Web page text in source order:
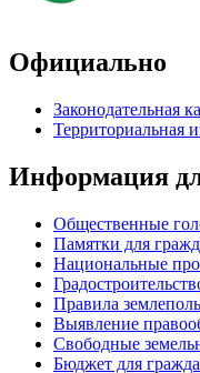
Официально
Законодательная
Территориальная
Информация
Общественные
Памятки для
Национальные
Правила
Выявление
Свободные
Бюджет для